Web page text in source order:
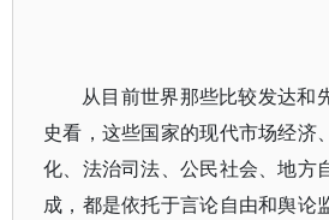
从目前世界那些比较发达和
史看，这些国家的现代市场经济
化、法治司法、公民社会、地方
成，都是依托于言论自由和舆论